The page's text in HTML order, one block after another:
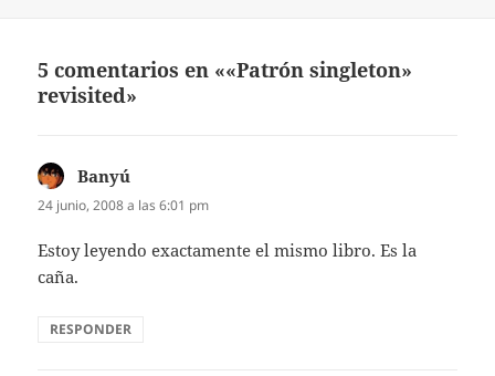
5 comentarios en ««Patrón singleton»
revisited»
Banyú
24 junio, 2008 a las 6:01 pm
Estoy leyendo exactamente el mismo libro. Es la
caña.
RESPONDER